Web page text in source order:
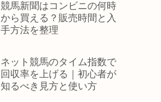
競馬新聞はコンビニの何時
から買える？販売時間と入
手方法を整理
ネット競馬のタイム指数で
回収率を上げる｜初心者が
知るべき見方と使い方